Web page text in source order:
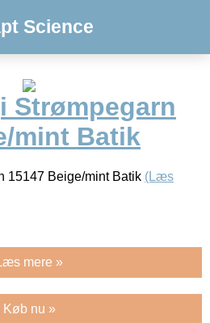
Science
Strømpegarn
mint Batik
15147 Beige/mint Batik (Læs
mere »
Køb nu »